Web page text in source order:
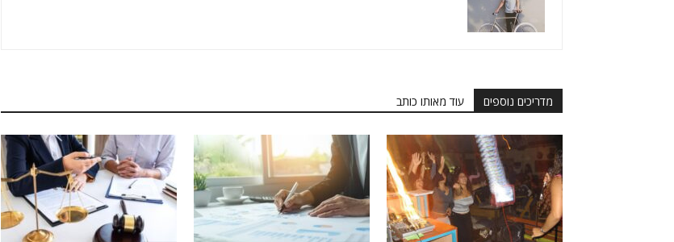
מדריכים נוספים עוד מאותו כותב